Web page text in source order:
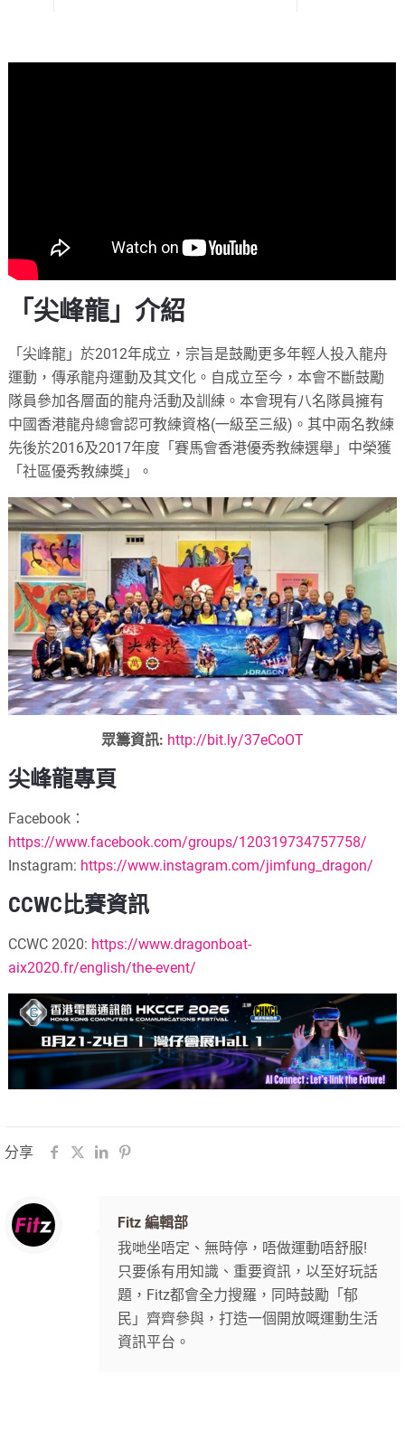
「尖峰龍」介紹
「尖峰龍」於2012年成立，宗旨是鼓勵更多年輕人投入龍舟
運動，傳承龍舟運動及其文化。自成立至今，本會不斷鼓勵
隊員參加各層面的龍舟活動及訓練。本會現有八名隊員擁有
中國香港龍舟總會認可教練資格(一級至三級)。其中兩名教練
先後於2016及2017年度「賽馬會香港優秀教練選舉」中榮獲
「社區優秀教練獎」。
眾籌資訊: http://bit.ly/37eCoOT
尖峰龍專頁
Facebook：
https://www.facebook.com/groups/120319734757758/
Instagram: https://www.instagram.com/jimfung_dragon/
CCWC比賽資訊
CCWC 2020: https://www.dragonboat-
aix2020.fr/english/the-event/
分享
Fitz 編輯部
我哋坐唔定、無時停，唔做運動唔舒服!
只要係有用知識、重要資訊，以至好玩話
題，Fitz都會全力搜羅，同時鼓勵「郁
民」齊齊參與，打造一個開放嘅運動生活
資訊平台。